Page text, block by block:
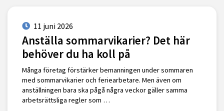
11 juni 2026
Anställa sommarvikarier? Det här
behöver du ha koll på
Många företag förstärker bemanningen under sommaren
med sommarvikarier och feriearbetare. Men även om
anställningen bara ska pågå några veckor gäller samma
arbetsrättsliga regler som …